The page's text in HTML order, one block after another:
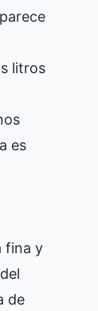
litros
es
fina y
de